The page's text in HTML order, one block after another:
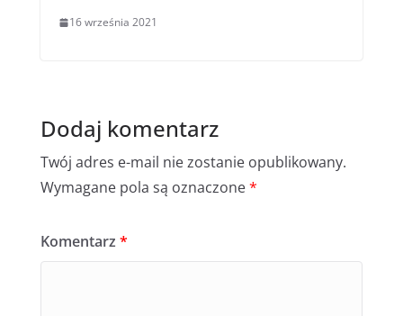
16 września 2021
Dodaj komentarz
Twój adres e-mail nie zostanie opublikowany.
Wymagane pola są oznaczone*
Komentarz *